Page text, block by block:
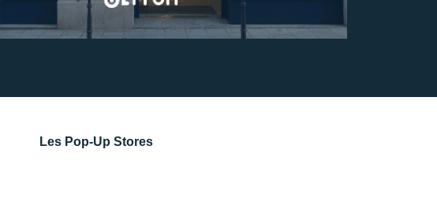
Les Pop-Up Stores